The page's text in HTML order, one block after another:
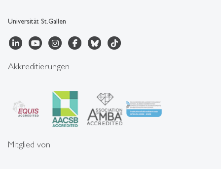
Universität St.Gallen
Akkreditierungen
Mitglied von